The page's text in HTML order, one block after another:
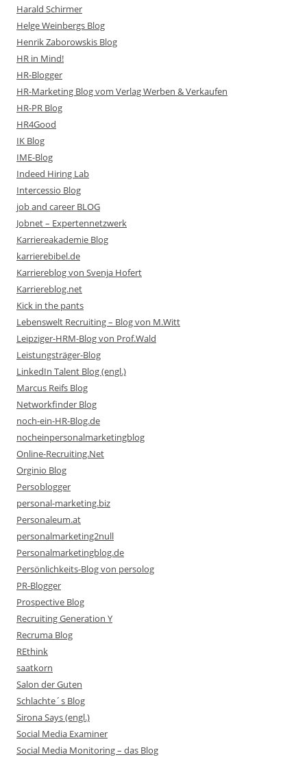
Harald Schirmer
Helge Weinbergs Blog
Henrik Zaborowskis Blog
HR in Mind!
HR-Blogger
HR-Marketing Blog vom Verlag Werben & Verkaufen
HR-PR Blog
HR4Good
IK Blog
IME-Blog
Indeed Hiring Lab
Intercessio Blog
job and career BLOG
Jobnet – Expertennetzwerk
Karriereakademie Blog
karrierebibel.de
Karriereblog von Svenja Hofert
Karriereblog.net
Kick in the pants
Lebenswelt Recruiting – Blog von M.Witt
Leipziger-HRM-Blog von Prof.Wald
Leistungsträger-Blog
LinkedIn Talent Blog (engl.)
Marcus Reifs Blog
Networkfinder Blog
noch-ein-HR-Blog.de
nocheinpersonalmarketingblog
Online-Recruiting.Net
Orginio Blog
Persoblogger
personal-marketing.biz
Personaleum.at
personalmarketing2null
Personalmarketingblog.de
Persönlichkeits-Blog von persolog
PR-Blogger
Prospective Blog
Recruiting Generation Y
Recruma Blog
REthink
saatkorn
Salon der Guten
Schlachte´s Blog
Sirona Says (engl.)
Social Media Examiner
Social Media Monitoring – das Blog